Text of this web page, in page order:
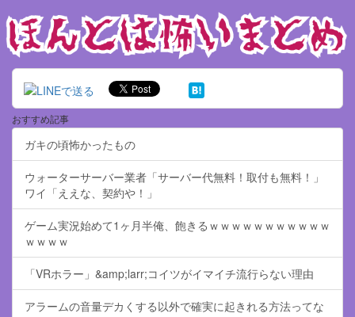
おすすめ記事
ガキの頃怖かったもの
ウォーターサーバー業者「サーバー代無料！取付も無料！」
ワイ「ええな、契約や！」
ゲーム実況始めて1ヶ月半俺、飽きるｗｗｗｗｗｗｗｗｗｗｗ
ｗｗｗｗ
「VRホラー」&amp;larr;コイツがイマイチ流行らない理由
アラームの音量デカくする以外で確実に起きれる方法ってな